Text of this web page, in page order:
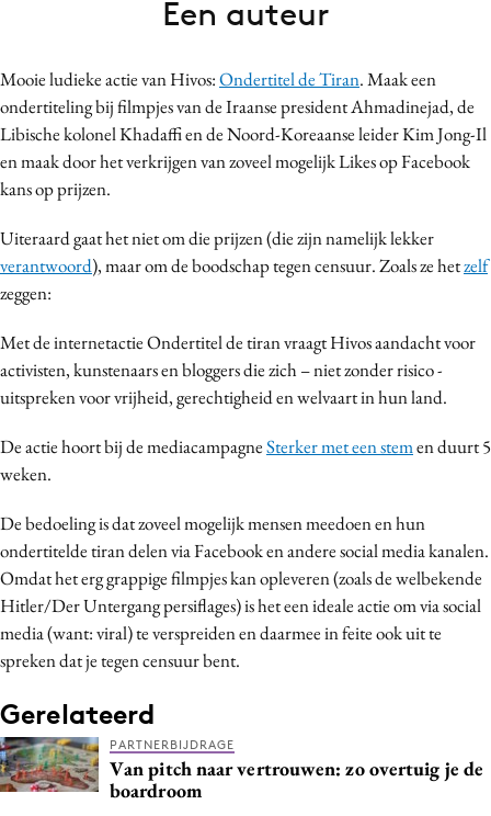
Carriere
Contentmarketing
Customer Experience
Design
Effectiviteit
Gedragsverandering
Influencer marketing
Interne communicatie
Martech
Media
Merkstrategie
PR
Programmatic
Purpose Marketing
Reputatie & crisis
Mooie ludieke actie van Hivos:Ondertitel de Tiran. Maak een
ondertiteling bij filmpjes van de Iraanse president Ahmadinejad, de
Libische kolonel Khadaffi en de Noord-Koreaanse leider Kim Jong-Il
en maak door het verkrijgen van zoveel mogelijk Likes op Facebook
kans op prijzen.
Uiteraard gaat het niet om die prijzen (die zijn namelijk lekker
verantwoord), maar om de boodschap tegen censuur. Zoals ze hetzelf
zeggen:
Met de internetactie Ondertitel de tiran vraagt Hivos aandacht voor
activisten, kunstenaars en bloggers die zich – niet zonder risico -
uitspreken voor vrijheid, gerechtigheid en welvaart in hun land.
De actie hoort bij de mediacampagneSterker met een stemen duurt 5
weken.
De bedoeling is dat zoveel mogelijk mensen meedoen en hun
ondertitelde tiran delen via Facebook en andere social media kanalen.
Omdat het erg grappige filmpjes kan opleveren (zoals de welbekende
Hitler/Der Untergang persiflages) is het een ideale actie om via social
media (want: viral) te verspreiden en daarmee in feite ook uit te
spreken dat je tegen censuur bent.
Gerelateerd
PARTNERBIJDRAGE
Van pitch naar vertrouwen: zo overtuig je de
boardroom
Een auteur